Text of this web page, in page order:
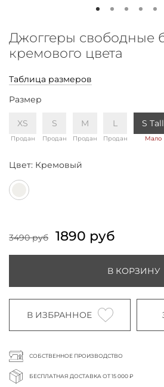
Джоггеры свободные
кремового цвета
Таблица размеров
Размер
XS
Продан
S
Продан
M
Продан
L
Продан
S Tall
Мало
Цвет: Кремовый
3490 руб 1890 руб
В КОРЗИНУ
В ИЗБРАННОЕ
СОБСТВЕННОЕ ПРОИЗВОДСТВО
БЕСПЛАТНАЯ ДОСТАВКА ОТ 15 000 ₽